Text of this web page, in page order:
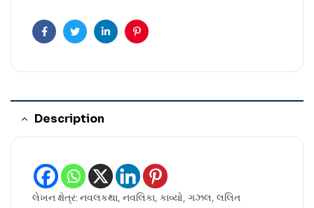
FacebookTwitterLinkedinPinterest
Description
લેખન ક્ષેત્ર: નવલકથા, નવલિકા, કાવ્યો, ગઝલ, લલિત